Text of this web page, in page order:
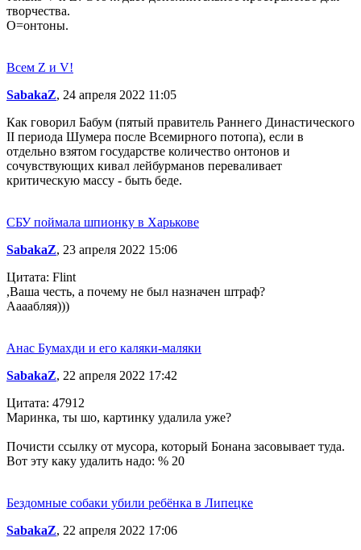
творчества.
О=онтоны.
Всем Z и V!
SabakaZ, 24 апреля 2022 11:05
Как говорил Бабум (пятый правитель Раннего Династического
II периода Шумера после Всемирного потопа), если в
отдельно взятом государстве количество онтонов и
сочувствующих кивал лейбурманов переваливает
критическую массу - быть беде.
СБУ поймала шпионку в Харькове
SabakaZ, 23 апреля 2022 15:06
Цитата: Flint
,Ваша честь, а почему не был назначен штраф?
Аааабляя)))
Анас Бумахди и его каляки-маляки
SabakaZ, 22 апреля 2022 17:42
Цитата: 47912
Маринка, ты шо, картинку удалила уже?
Почисти ссылку от мусора, который Бонана засовывает туда.
Вот эту каку удалить надо: % 20
Бездомные собаки убили ребёнка в Липецке
SabakaZ, 22 апреля 2022 17:06